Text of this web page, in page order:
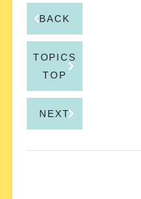
BACK
TOPICS
TOP
NEXT